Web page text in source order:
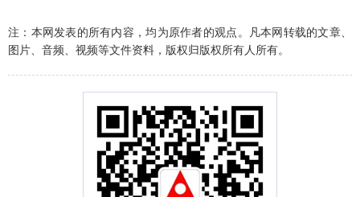
注：本网发表的所有内容，均为原作者的观点。凡本网转载的文章、
图片、音频、视频等文件资料，版权归版权所有人所有。